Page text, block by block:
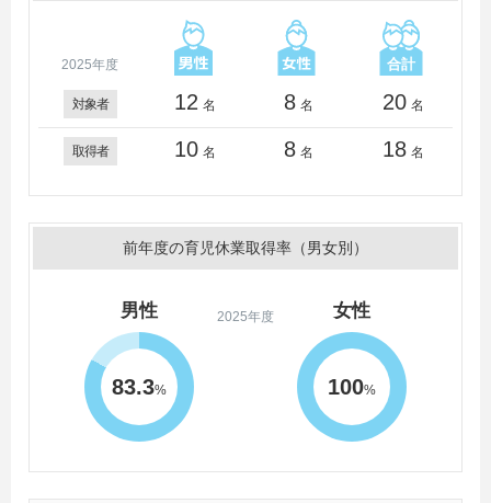
2025年度
対象者 12 名 8 名 20 名
取得者 10 名 8 名 18 名
前年度の育児休業取得率（男女別）
2025年度
男性
83.3%
女性
100%